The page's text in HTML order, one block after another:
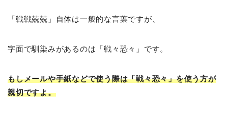
「戦戦兢兢」自体は一般的な言葉ですが、
字面で馴染みがあるのは「戦々恐々」です。
もしメールや手紙などで使う際は「戦々恐々」を使う方が
親切ですよ。